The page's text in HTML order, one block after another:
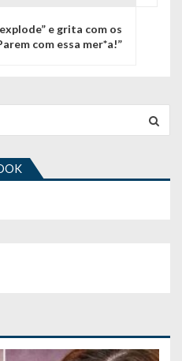
e grita com os
com essa mer*a!”